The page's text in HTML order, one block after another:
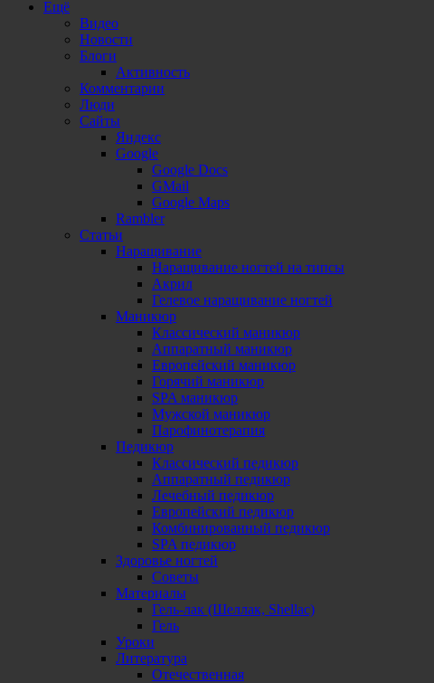
Ещё
Видео
Новости
Блоги
Активность
Комментарии
Люди
Сайты
Яндекс
Google
Google Docs
GMail
Google Maps
Rambler
Статьи
Наращивание
Наращивание ногтей на типсы
Акрил
Гелевое наращивание ногтей
Маникюр
Классический маникюр
Аппаратный маникюр
Европейский маникюр
Горячий маникюр
SPA маникюр
Мужской маникюр
Парофинотерапия
Педикюр
Классический педикюр
Аппаратный педикюр
Лечебный педикюр
Европейский педикюр
Комбинированный педикюр
SPA педикюр
Здоровье ногтей
Советы
Материалы
Гель-лак (Шеллак, Shellac)
Гель
Уроки
Литература
Отечественная